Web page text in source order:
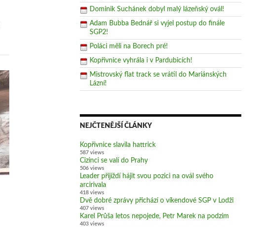
Dominik Suchánek dobyl malý lázeňský ovál!
Adam Bubba Bednář si vyjel postup do finále
SGP2!
Poláci měli na Borech pré!
Kopřivnice vyhrála i v Pardubicích!
Mistrovský flat track se vrátil do Mariánských
Lázní!
NEJČTENĚJŠÍ ČLÁNKY
Kopřivnice slavila hattrick
587 views
Cizinci se valí do Prahy
506 views
Leader přijíždí hájit svou pozici na ovál svého
arcirivala
418 views
Dvě dobré zprávy přichází o víkendové SGP v Lodži
407 views
Karel Průša letos nepojede, Petr Marek na podzim
403 views